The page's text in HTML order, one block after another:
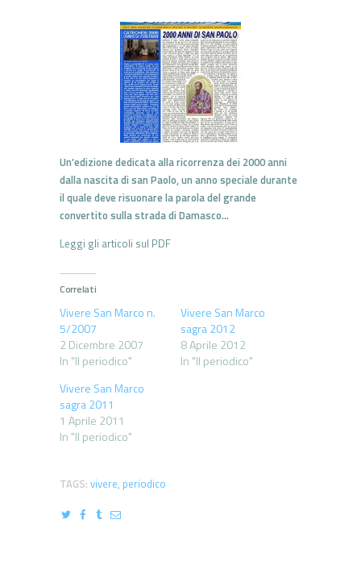
Un’edizione dedicata alla ricorrenza dei 2000 anni
dalla nascita di san Paolo, un anno speciale durante
il quale deve risuonare la parola del grande
convertito sulla strada di Damasco…
Leggi gli articoli sul PDF
Correlati
Vivere San Marco n.
5/2007
2 Dicembre 2007
In "Il periodico"
Vivere San Marco
sagra 2012
8 Aprile 2012
In "Il periodico"
Vivere San Marco
sagra 2011
1 Aprile 2011
In "Il periodico"
TAGS: vivere, periodico